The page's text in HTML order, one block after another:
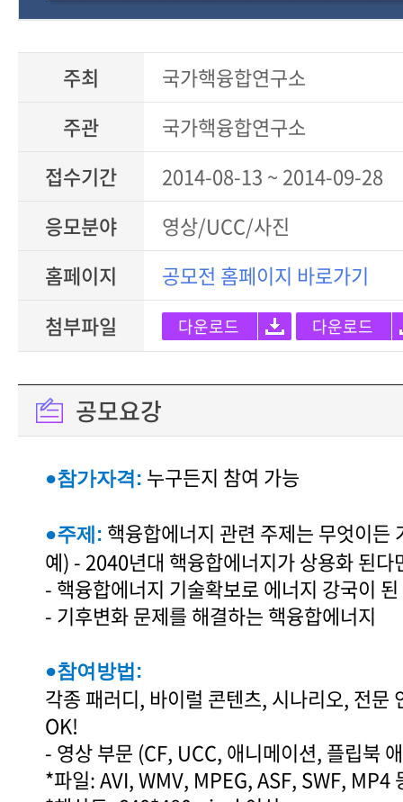
주최
국가핵융합연구소
주관
국가핵융합연구소
접수기간
2014-08-13 ~ 2014-09-28
응모분야
영상/UCC/사진
홈페이지
공모전 홈페이지 바로가기
첨부파일
다운로드 다운로드
공모요강
●참가자격: 누구든지 참여 가능
●주제: 핵융합에너지 관련 주제는 무엇이든
예) - 2040년대 핵융합에너지가 상용화 된다
- 핵융합에너지 기술확보로 에너지 강국이
- 기후변화 문제를 해결하는 핵융합에너지
●참여방법:
각종 패러디, 바이럴 콘텐츠, 시나리오, 전문
OK!
- 영상 부문 (CF, UCC, 애니메이션, 플립북
*파일: AVI, WMV, MPEG, ASF, SWF, MP4